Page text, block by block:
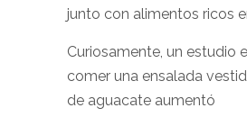
junto con alimentos ricos
Curiosamente, un estudio
comer una ensalada
de aguacate aumentó